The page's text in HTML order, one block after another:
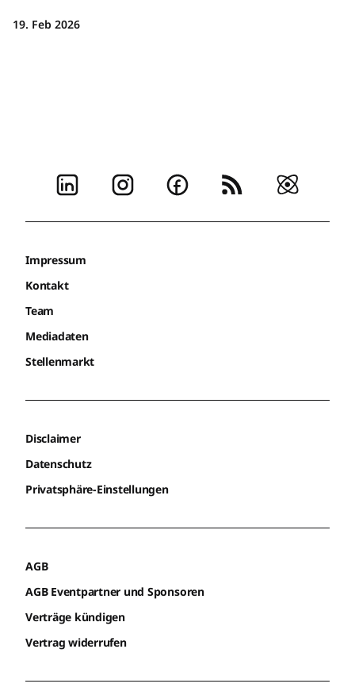
19. Feb 2026
Impressum
Kontakt
Team
Mediadaten
Stellenmarkt
Disclaimer
Datenschutz
Privatsphäre-Einstellungen
AGB
AGB Eventpartner und Sponsoren
Verträge kündigen
Vertrag widerrufen